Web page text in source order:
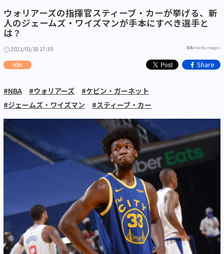
ウォリアーズの指揮官スティーブ・カーが挙げる、新
人のジェームズ・ワイズマンが手本にすべき選手と
は？
2021/01/18 17:30 写真＝Getty Images
NBA Share
#NBA #ウォリアーズ
#ケビン・ガーネット
#ジェームズ・ワイズマン
#スティーブ・カー